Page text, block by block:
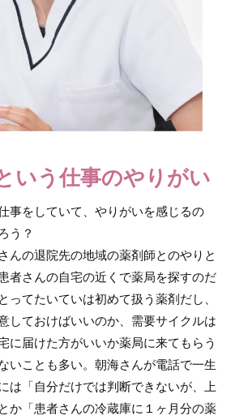
いう仕事のやりがい
事をしていて、やりがいを感じるの
う？
んの退院先の地域の薬剤師とのやりと
者さんの自宅の近くで薬局を探すのだ
ってたいていは初めて扱う薬剤だし、
しておけばいいのか、需要サイクルは
に届けた方がいいか薬局に来てもらう
いことも多い。朝海さんが電話で一生
は「自分だけでは判断できないが、上
か「患者さんの冷蔵庫に１ヶ月分の薬